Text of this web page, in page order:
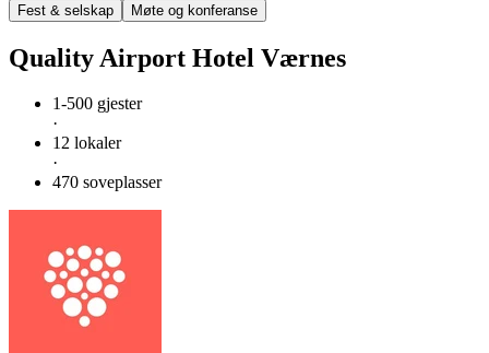
Fest & selskap Møte og konferanse
Quality Airport Hotel Værnes
1-500 gjester
·
12 lokaler
·
470 soveplasser